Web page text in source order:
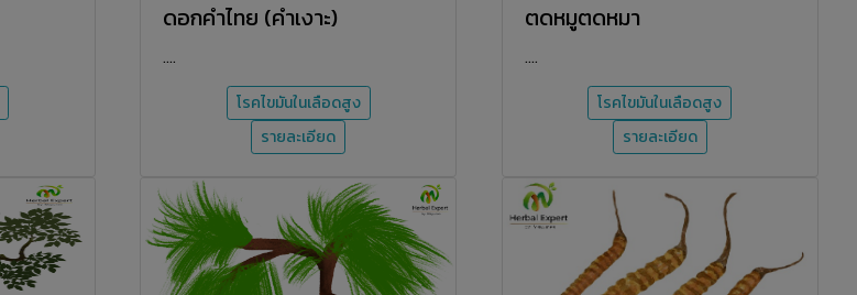
ดอกคำไทย (คำเงาะ)
....
โรคไขมันในเลือดสูง
รายละเอียด
ตดหมูตดหมา
....
โรคไขมันในเลือดสูง
รายละเอียด